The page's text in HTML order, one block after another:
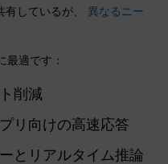
有しているが、異なるニー
最適です：
削減
リ向けの高速応答
とリアルタイム推論